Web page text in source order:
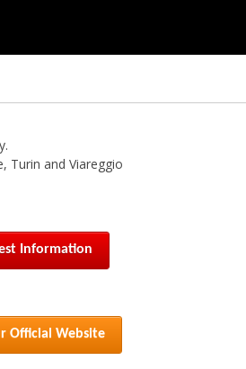
Turin and Viareggio
Information
Official Website